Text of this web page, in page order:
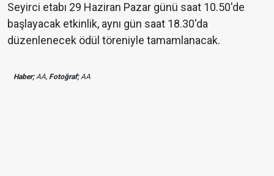
Seyirci etabı 29 Haziran Pazar günü saat 10.50'de
başlayacak etkinlik, aynı gün saat 18.30'da
düzenlenecek ödül töreniyle tamamlanacak.
Haber;AA, Fotoğraf;AA